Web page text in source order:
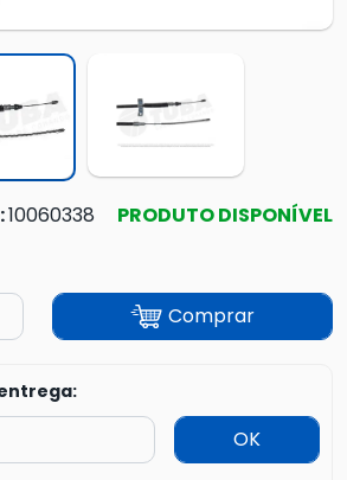
10060338 PRODUTO DISPONÍVEL
Comprar
OK